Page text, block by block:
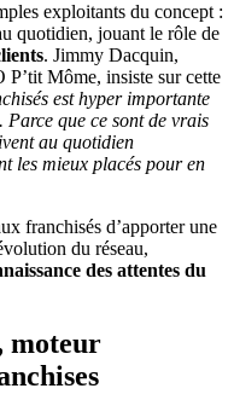
exploitants du concept :
quotidien, jouant le rôle de
. Jimmy Dacquin,
P’tit Môme, insiste sur cette
est hyper importante
Parce que ce sont de vrais
au quotidien
les mieux placés pour en
franchisés d’apporter une
du réseau,
des attentes du
moteur